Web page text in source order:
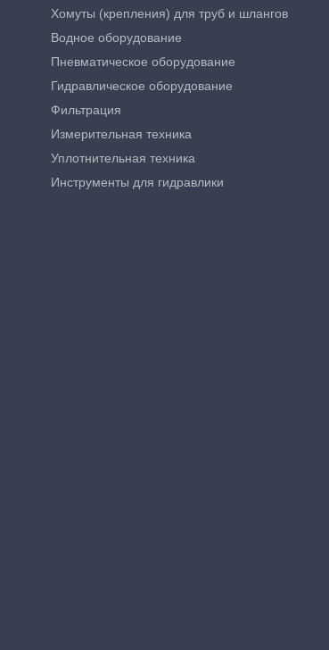
Хомуты (крепления) для труб и шлангов
Водное оборудование
Пневматическое оборудование
Гидравлическое оборудование
Фильтрация
Измерительная техника
Уплотнительная техника
Инструменты для гидравлики